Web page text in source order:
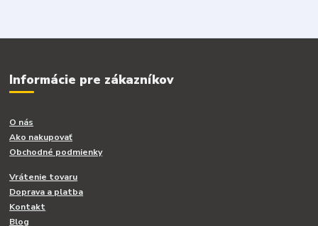
Informácie pre zákazníkov
O nás
Ako nakupovať
Obchodné podmienky
Vrátenie tovaru
Doprava a platba
Kontakt
Blog